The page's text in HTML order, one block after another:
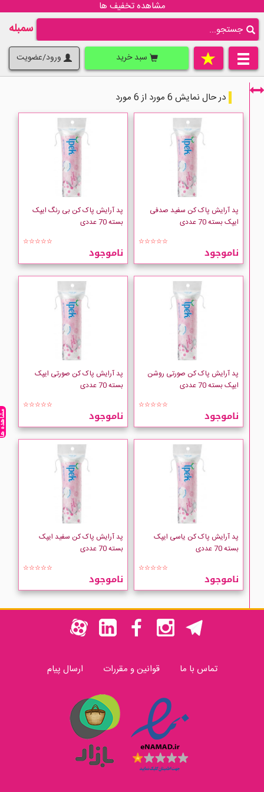
مشاهده تخفیف ها
سمبله
سبد خرید ورود/عضویت
فقط نمایش کالاهای موجود
ipek
در حال نمایش 6 مورد از 6 مورد
پد آرایش پاک کن سفید صدفی
ایپک بسته 70 عددی
☆☆☆☆☆
ناموجود
پد آرایش پاک کن بی رنگ ایپک
بسته 70 عددی
☆☆☆☆☆
ناموجود
پد آرایش پاک کن صورتی روشن
ایپک بسته 70 عددی
☆☆☆☆☆
ناموجود
پد آرایش پاک کن صورتی ایپک
بسته 70 عددی
☆☆☆☆☆
ناموجود
پد آرایش پاک کن یاسی ایپک
بسته 70 عددی
☆☆☆☆☆
ناموجود
پد آرایش پاک کن سفید ایپک
بسته 70 عددی
☆☆☆☆☆
ناموجود
تماس با ما قوانین و مقررات ارسال پیام